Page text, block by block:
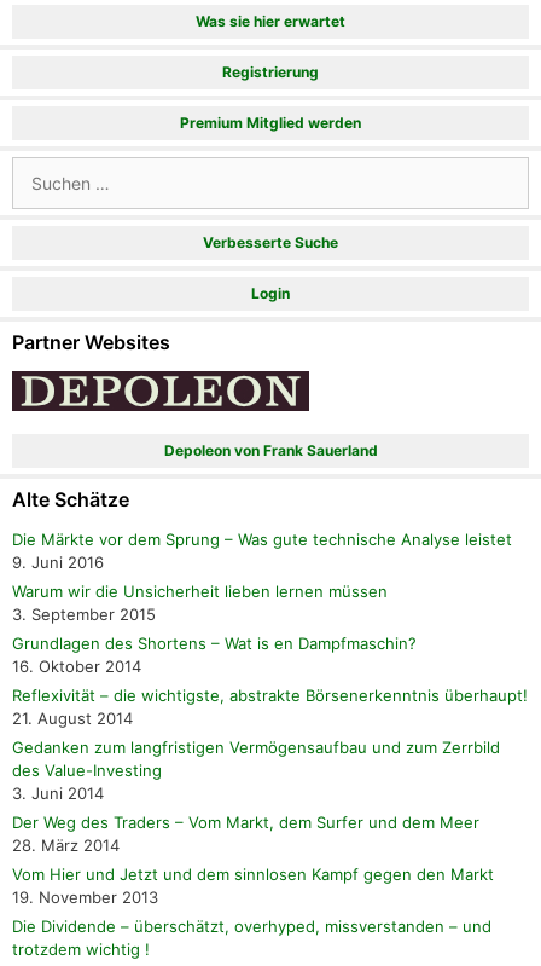
Was sie hier erwartet
Registrierung
Premium Mitglied werden
nach:
Verbesserte Suche
Login
Partner Websites
Depoleon von Frank Sauerland
Alte Schätze
Die Märkte vor dem Sprung – Was gute technische Analyse leistet
9. Juni 2016
Warum wir die Unsicherheit lieben lernen müssen
3. September 2015
Grundlagen des Shortens – Wat is en Dampfmaschin?
16. Oktober 2014
Reflexivität – die wichtigste, abstrakte Börsenerkenntnis überhaupt!
21. August 2014
Gedanken zum langfristigen Vermögensaufbau und zum Zerrbild
des Value-Investing
3. Juni 2014
Der Weg des Traders – Vom Markt, dem Surfer und dem Meer
28. März 2014
Vom Hier und Jetzt und dem sinnlosen Kampf gegen den Markt
19. November 2013
Die Dividende – überschätzt, overhyped, missverstanden – und
trotzdem wichtig !